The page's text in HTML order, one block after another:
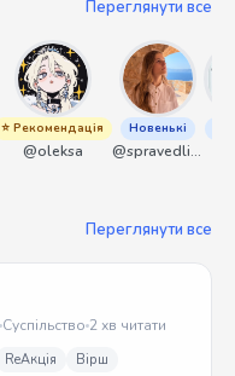
Переглянути все
⭐ Рекомендація
@oleksa
Новенькі
@spravedliwa
Переглянути все
Суспільство 2 хв читати
ReАкція Вірш